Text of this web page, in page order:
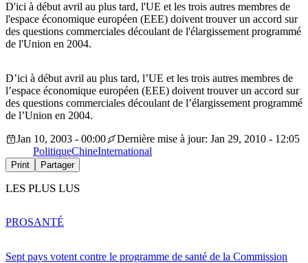
D'ici à début avril au plus tard, l'UE et les trois autres membres de
l'espace économique européen (EEE) doivent trouver un accord sur
des questions commerciales découlant de l'élargissement programmé
de l'Union en 2004.
D’ici à début avril au plus tard, l’UE et les trois autres membres de
l’espace économique européen (EEE) doivent trouver un accord sur
des questions commerciales découlant de l’élargissement programmé
de l’Union en 2004.
Jan 10, 2003 - 00:00
Dernière mise à jour: Jan 29, 2010 - 12:05
PolitiqueChineInternational
Print Partager
LES PLUS LUS
Sept pays votent contre le programme de santé de la Commission
PROSANTÉ